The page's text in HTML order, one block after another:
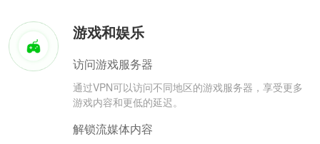
游戏和娱乐
访问游戏服务器
通过VPN可以访问不同地区的游戏服务器，享受更多
游戏内容和更低的延迟。
解锁流媒体内容